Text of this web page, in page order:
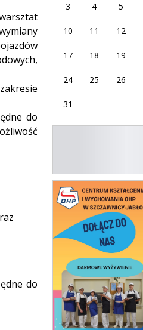
3 4 5
10 11 12
17 18 19
24 25 26
31
Plakat 26/27
do
do